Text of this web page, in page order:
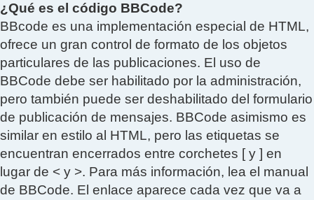
¿Qué es el código BBCode?
BBcode es una implementación especial de HTML,
ofrece un gran control de formato de los objetos
particulares de las publicaciones. El uso de
BBCode debe ser habilitado por la administración,
pero también puede ser deshabilitado del formulario
de publicación de mensajes. BBCode asimismo es
similar en estilo al HTML, pero las etiquetas se
encuentran encerrados entre corchetes [ y ] en
lugar de < y >. Para más información, lea el manual
de BBCode. El enlace aparece cada vez que va a